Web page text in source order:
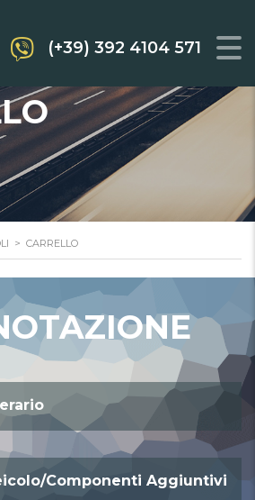
(+39) 392 4104 571
> CARRELLO
Componenti Aggiuntivi